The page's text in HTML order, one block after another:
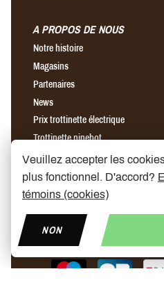
A PROPOS DE NOUS
Notre histoire
Magasins
Partenaires
News
Prix trottinette électrique
Trottinette ninebot
Chargeur rapide pour trottinette
Find us on
Veuillez accepter les
plus fonctionnel. D'accord?
témoins (cookies)
NON